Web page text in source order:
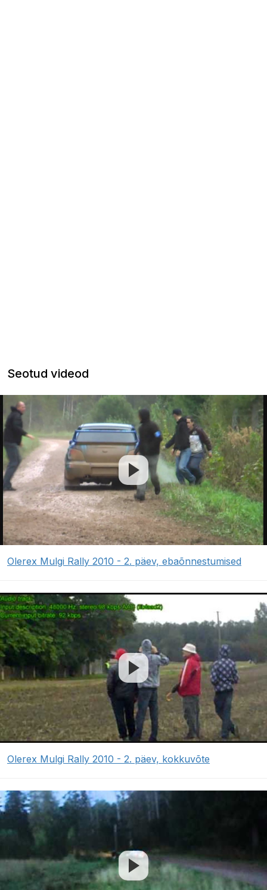
Seotud videod
Olerex Mulgi Rally 2010 - 2. päev, ebaõnnestumised
Olerex Mulgi Rally 2010 - 2. päev, kokkuvõte